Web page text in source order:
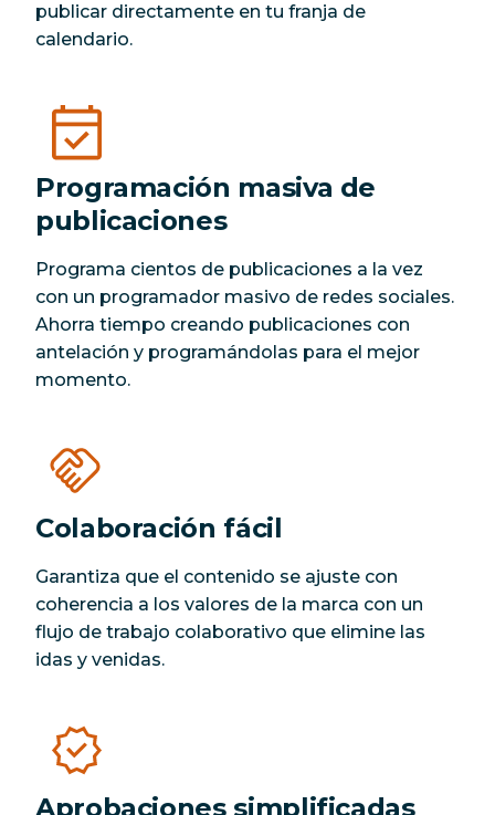
publicar directamente en tu franja de
calendario.
Programación masiva de
publicaciones
Programa cientos de publicaciones a la vez
con un programador masivo de redes sociales.
Ahorra tiempo creando publicaciones con
antelación y programándolas para el mejor
momento.
Colaboración fácil
Garantiza que el contenido se ajuste con
coherencia a los valores de la marca con un
flujo de trabajo colaborativo que elimine las
idas y venidas.
Aprobaciones simplificadas